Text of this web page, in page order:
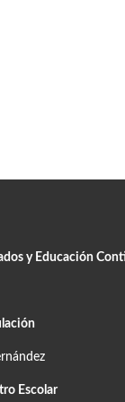
y Educación
Escolar